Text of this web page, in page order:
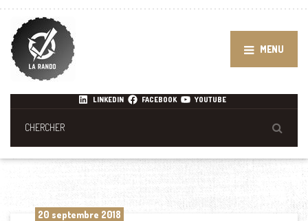
MENU
LINKEDIN FACEBOOK YOUTUBE
20 septembre 2018